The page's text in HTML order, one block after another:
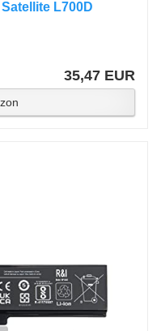
L700D
35,47 EUR